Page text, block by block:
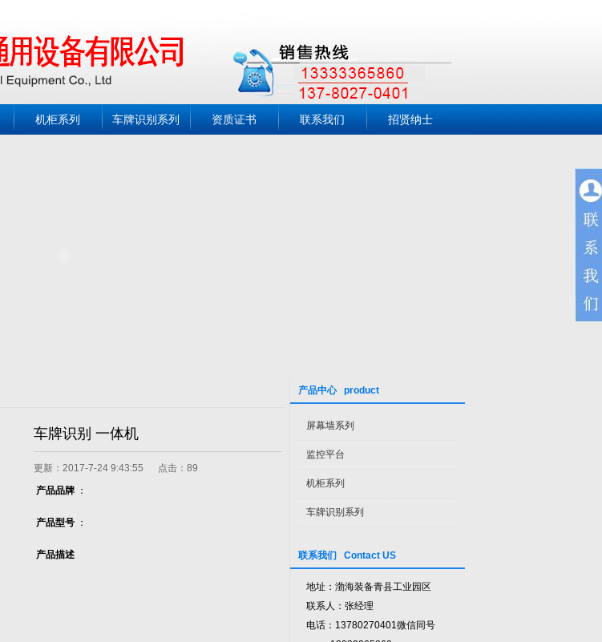
机柜系列 车牌识别系列 资质证书 联系我们 招贤纳士
产品中心 product
屏幕墙系列
监控平台
机柜系列
车牌识别系列
联系我们 Contact US
地址：渤海装备青县工业园区
联系人：张经理
电话：13780270401微信同号
车牌识别 一体机
更新：2017-7-24 9:43:55 点击： 89
产品品牌 ：
产品型号 ：
产品描述